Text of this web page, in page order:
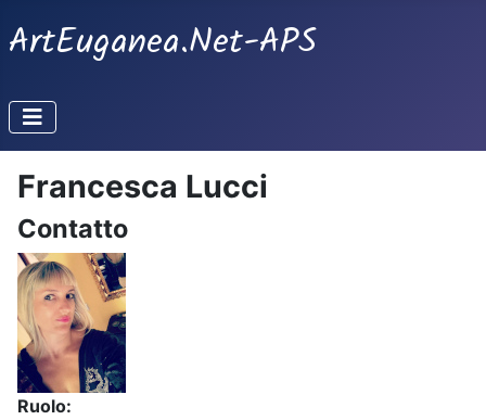
ArtEuganea.Net-APS
Francesca Lucci
Contatto
Ruolo: